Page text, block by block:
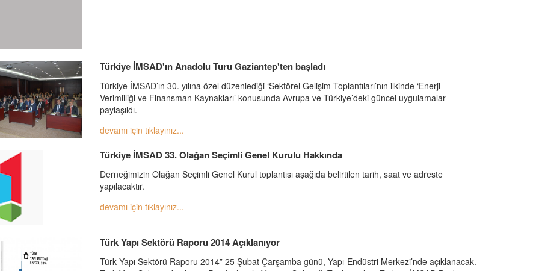
Türkiye İMSAD'ın Anadolu Turu Gaziantep'ten başladı
Türkiye İMSAD’ın 30. yılına özel düzenlediği ‘Sektörel Gelişim Toplantıları’nın ilkinde ‘Enerji
Verimliliği ve Finansman Kaynakları’ konusunda Avrupa ve Türkiye’deki güncel uygulamalar
paylaşıldı.
devamı için tıklayınız...
Türkiye İMSAD 33. Olağan Seçimli Genel Kurulu Hakkında
Derneğimizin Olağan Seçimli Genel Kurul toplantısı aşağıda belirtilen tarih, saat ve adreste
yapılacaktır.
devamı için tıklayınız...
Türk Yapı Sektörü Raporu 2014 Açıklanıyor
Türk Yapı Sektörü Raporu 2014” 25 Şubat Çarşamba günü, Yapı-Endüstri Merkezi’nde açıklanacak.